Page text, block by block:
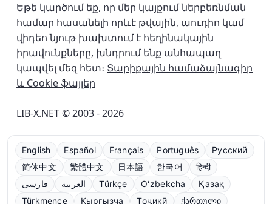
Եթե կարծում եք, որ մեր կայքում ներբեռնման
համար հասանելի որևէ թվային, աուդիո կամ
վիդեո նյութ խախտում է հեղինակային
իրավունքները, խնդրում ենք անհապաղ
կապվել մեզ հետ։ Տարիքային համաձայնագիր
և Cookie ֆայլեր
LIB-X.NET © 2003 - 2026
English Español Français Português
Русский
简体中文
繁體中文 日本語 한국어
हिन्दी
فارسی
العربية Türkçe Oʻzbekcha
Қазақ
Türkmençe
Кыргызча Тоҷикӣ ქართული